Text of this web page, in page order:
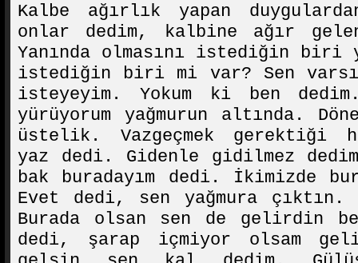
Kalbe ağırlık yapan
onlar dedim, kalbine ağır
Yanında olmasını istediğin biri
istediğin biri mi var? Sen
isteyeyim. Yokum ki ben
yürüyorum yağmurun altında.
üstelik. Vazgeçmek gerektiği
yaz dedi. Gidenle gidilmez
bak buradayım dedi. İkimizde
Evet dedi, sen yağmura çıktın.
Burada olsan sen de gelirdin
dedi, şarap içmiyor olsam